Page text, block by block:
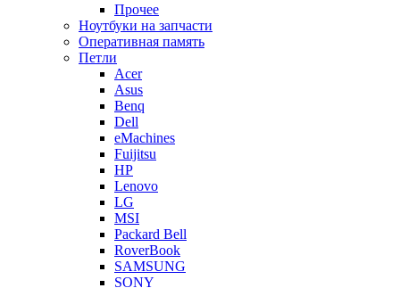
Прочее
Ноутбуки на запчасти
Оперативная память
Петли
Acer
Asus
Benq
Dell
eMachines
Fuijitsu
HP
Lenovo
LG
MSI
Packard Bell
RoverBook
SAMSUNG
SONY